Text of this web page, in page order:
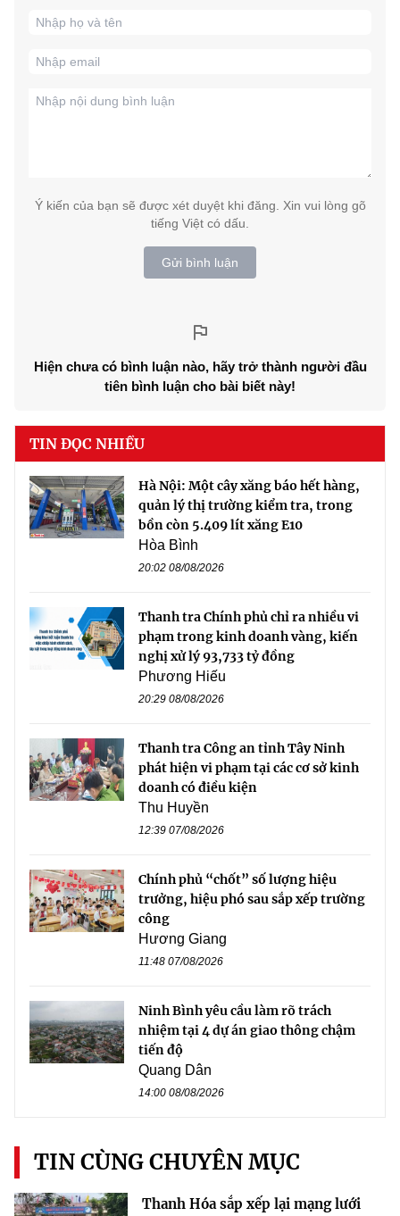
Ý kiến của bạn sẽ được xét duyệt khi đăng. Xin vui lòng gõ
tiếng Việt có dấu.
Gửi bình luận
Hiện chưa có bình luận nào, hãy trở thành người đầu
tiên bình luận cho bài biết này!
TIN ĐỌC NHIỀU
Hà Nội: Một cây xăng báo hết hàng,
quản lý thị trường kiểm tra, trong
bồn còn 5.409 lít xăng E10
Hòa Bình
20:02 08/08/2026
Thanh tra Chính phủ chỉ ra nhiều vi
phạm trong kinh doanh vàng, kiến
nghị xử lý 93,733 tỷ đồng
Phương Hiếu
20:29 08/08/2026
Thanh tra Công an tỉnh Tây Ninh
phát hiện vi phạm tại các cơ sở kinh
doanh có điều kiện
Thu Huyền
12:39 07/08/2026
Chính phủ “chốt” số lượng hiệu
trưởng, hiệu phó sau sắp xếp trường
công
Hương Giang
11:48 07/08/2026
Ninh Bình yêu cầu làm rõ trách
nhiệm tại 4 dự án giao thông chậm
tiến độ
Quang Dân
14:00 08/08/2026
TIN CÙNG CHUYÊN MỤC
Thanh Hóa sắp xếp lại mạng lưới